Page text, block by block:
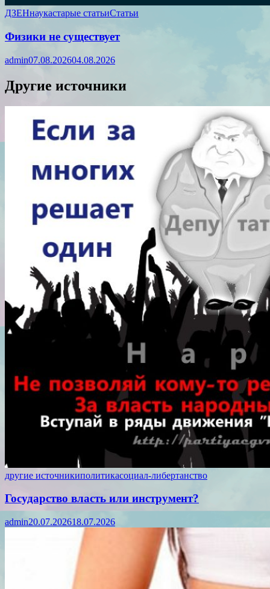
ДЗЕНнаукастарые статьиСтатьи
Физики не существует
admin07.08.202604.08.2026
Другие источники
другие источникиполитикасоциал-либертанство
Государство власть или инструмент?
admin20.07.202618.07.2026